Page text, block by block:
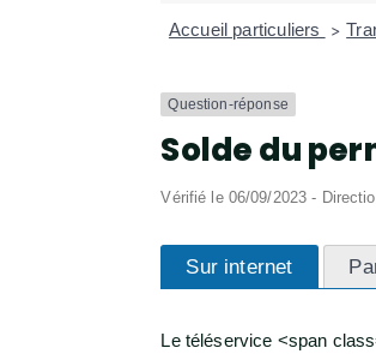
Accueil particuliers >
Question-réponse
Solde du
Vérifié le 06/09/2023 -
Sur internet
Le téléservice <span